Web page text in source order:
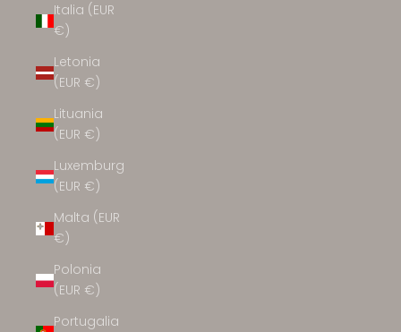
Italia (EUR
€)
Letonia
(EUR €)
Lituania
(EUR €)
Luxemburg
(EUR €)
Malta (EUR
€)
Polonia
(EUR €)
Portugalia